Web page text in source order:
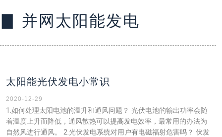
▊ 并网太阳能发电
太阳能光伏发电小常识
2020-12-29
1.如何处理太阳电池的温升和通风问题？ 光伏电池的输出功率会随
着温度上升而降低，通风散热可以提高发电效率，最常用的办法为
自然风进行通风。 2.光伏发电系统对用户有电磁福射危害吗？ 伏发